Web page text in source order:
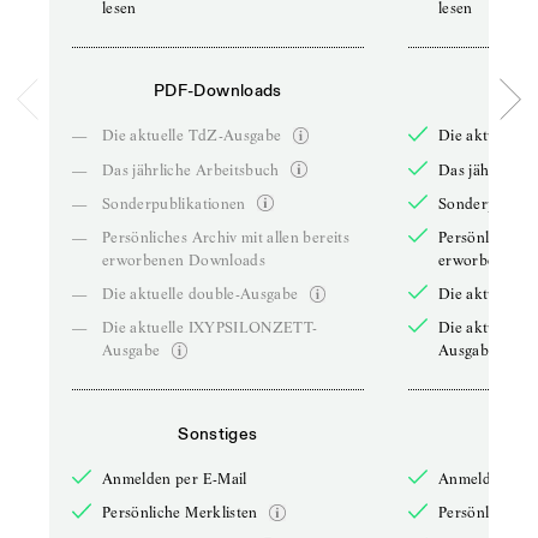
lesen
PDF-Downloads
—
Die aktuelle TdZ-Ausgabe
—
Das jährliche Arbeitsbuch
—
Sonderpublikationen
—
Persönliches Archiv mit allen bereits
erworbenen Downloads
—
Die aktuelle double-Ausgabe
—
Die aktuelle IXYPSILONZETT-
Ausgabe
Sonstiges
Anmelden per E-Mail
Persönliche Merklisten
lesen
Die aktuelle
Das jährliche
Persönliches
erworbenen
Die aktuelle
Die aktuelle
Ausgabe
Anmelden
Persönliche